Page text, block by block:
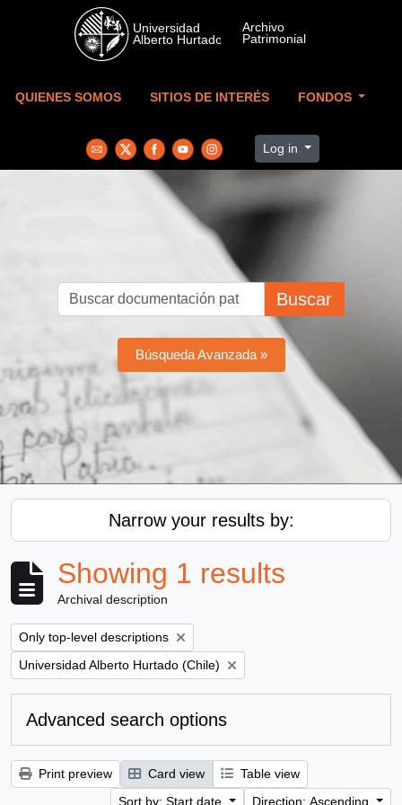
Skip to main content
QUIENES SOMOS SITIOS DE INTERÉS FONDOS
Log in
Buscar
Búsqueda Avanzada »
Narrow your results by:
Showing 1 results
Archival description
Remove filter:
Only top-level descriptions
Remove filter:
Universidad Alberto Hurtado (Chile)
Advanced search options
Print preview Card view
Table view
Sort by: Start date
Direction: Ascending